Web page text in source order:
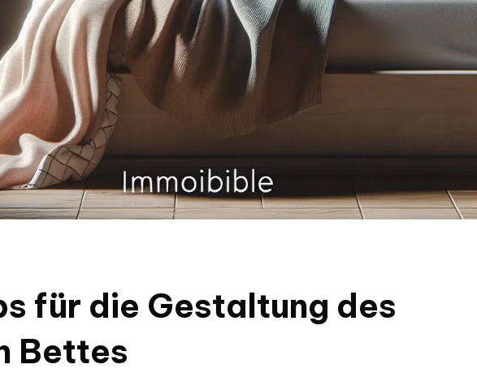
für die Gestaltung des
Bettes